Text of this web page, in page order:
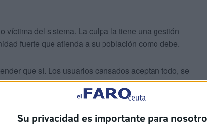
Su privacidad es importante para
víctima del sistema. La culpa la tiene una gestión
fuerte que atienda a su población como debe.
que sí. Los usuarios cansados aceptan todo, se